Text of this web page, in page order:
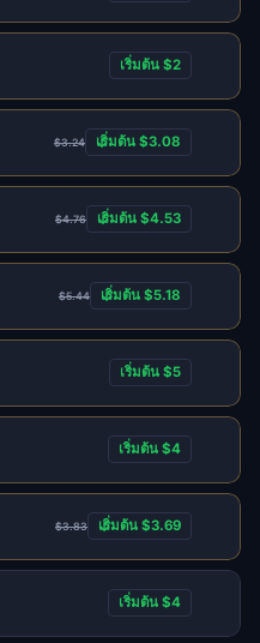
เริ่มต้น $2
$3.24 เริ่มต้น $3.08
$4.76 เริ่มต้น $4.53
$5.44 เริ่มต้น $5.18
เริ่มต้น $5
เริ่มต้น $4
$3.83 เริ่มต้น $3.69
เริ่มต้น $4